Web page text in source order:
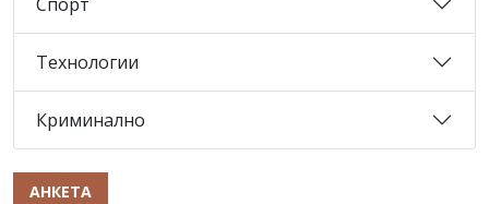
Технологии
Криминално
АНКЕТА